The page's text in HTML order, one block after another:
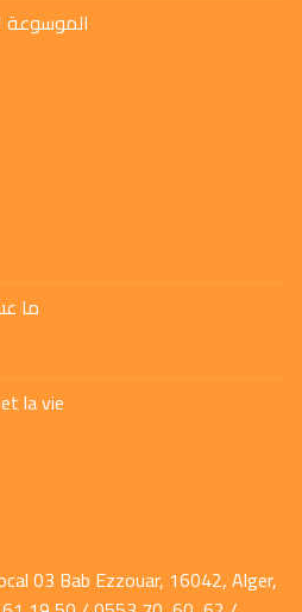
الموسوعة
ما
la vie
03 Bab Ezzouar, 16042, Alger,